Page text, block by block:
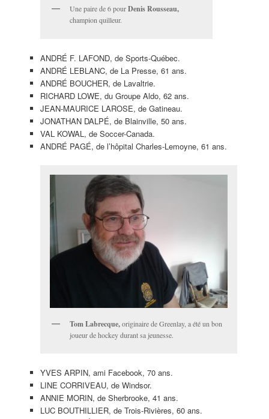
Une paire de 6 pourDenis Rousseau,
champion quilleur.
ANDRÉ F. LAFOND, de Sports-Québec.
ANDRÉ LEBLANC, de La Presse, 61 ans.
ANDRÉ BOUCHER, de Lavaltrie.
RICHARD LOWE, du Groupe Aldo, 62 ans.
JEAN-MAURICE LAROSE, de Gatineau.
JONATHAN DALPÉ, de Blainville, 50 ans.
VAL KOWAL, de Soccer-Canada.
ANDRÉ PAGÉ, de l’hôpital Charles-Lemoyne, 61 ans.
Tom Labrecque,originaire de Greenlay, a été un bon
joueur de hockey durant sa jeunesse.
YVES ARPIN, ami Facebook, 70 ans.
LINE CORRIVEAU, de Windsor.
ANNIE MORIN, de Sherbrooke, 41 ans.
LUC BOUTHILLIER, de Trois-Rivières, 60 ans.